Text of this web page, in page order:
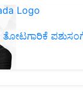
ತೋಟಗಾರಿಕೆ